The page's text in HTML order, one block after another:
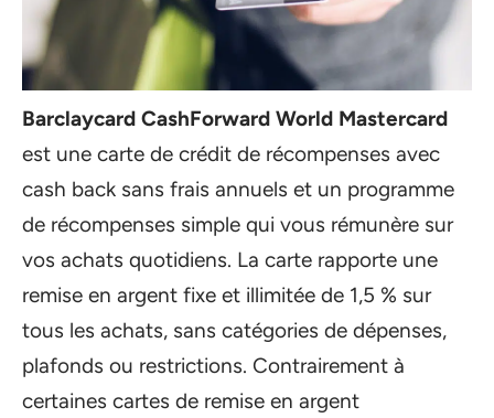
Barclaycard CashForward World Mastercard
est une carte de crédit de récompenses avec
cash back sans frais annuels et un programme
de récompenses simple qui vous rémunère sur
vos achats quotidiens. La carte rapporte une
remise en argent fixe et illimitée de 1,5 % sur
tous les achats, sans catégories de dépenses,
plafonds ou restrictions. Contrairement à
certaines cartes de remise en argent